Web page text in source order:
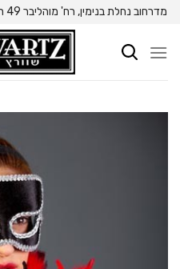
Skip
content
מדרחוב נחלת בנימין, רח' מוהליבר 49 ת"א